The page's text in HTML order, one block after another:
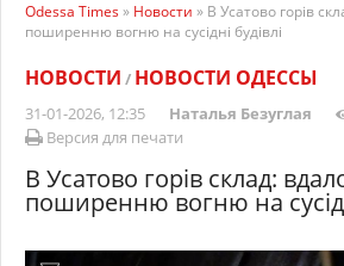
Odessa Times» Новости » В Усатово горів
поширенню вогню на сусідні будівлі
НОВОСТИ / НОВОСТИ ОДЕССЫ
31-01-2026, 12:35 Наталья Безуглая
Версия для печати
В Усатово горів склад:
поширенню вогню на